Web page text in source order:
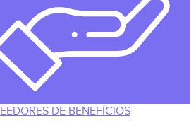
DE BENEFÍCIOS